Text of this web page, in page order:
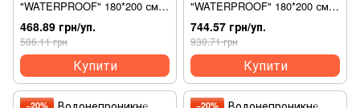
"WATERPROOF" 180*200 см
(бамбук),, 4112000048169
468.89 грн/уп.
586.11 грн
Купити
"WATERPROOF" 180*200 см
(бамбук),, 4112000048169
744.57 грн/уп.
930.71 грн
Купити
−20%
−20%